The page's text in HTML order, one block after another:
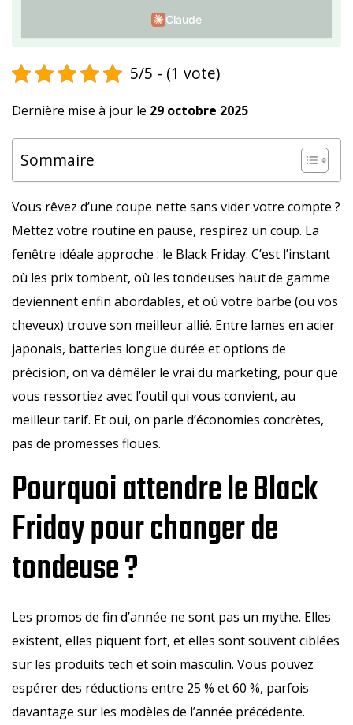
Claude
5/5 - (1 vote)
Dernière mise à jour le 29 octobre 2025
Sommaire
Vous rêvez d’une coupe nette sans vider votre compte ?
Mettez votre routine en pause, respirez un coup. La
fenêtre idéale approche : le Black Friday. C’est l’instant
où les prix tombent, où les tondeuses haut de gamme
deviennent enfin abordables, et où votre barbe (ou vos
cheveux) trouve son meilleur allié. Entre lames en acier
japonais, batteries longue durée et options de
précision, on va démêler le vrai du marketing, pour que
vous ressortiez avec l’outil qui vous convient, au
meilleur tarif. Et oui, on parle d’économies concrètes,
pas de promesses floues.
Pourquoi attendre le Black
Friday pour changer de
tondeuse ?
Les promos de fin d’année ne sont pas un mythe. Elles
existent, elles piquent fort, et elles sont souvent ciblées
sur les produits tech et soin masculin. Vous pouvez
espérer des réductions entre 25 % et 60 %, parfois
davantage sur les modèles de l’année précédente.